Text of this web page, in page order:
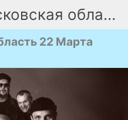
Московская область
22 Марта